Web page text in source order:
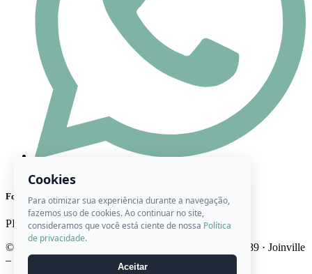
Formas de Pagamento
PIX Cartão Boleto
© 2026 Ateliê Roberta Artes · CNPJ 22.746.947/0001-89 · Joinville
– SC · Brasil
Cookies
Para otimizar sua experiência durante a navegação,
fazemos uso de cookies. Ao continuar no site,
consideramos que você está ciente de nossa Política
de privacidade.
Aceitar